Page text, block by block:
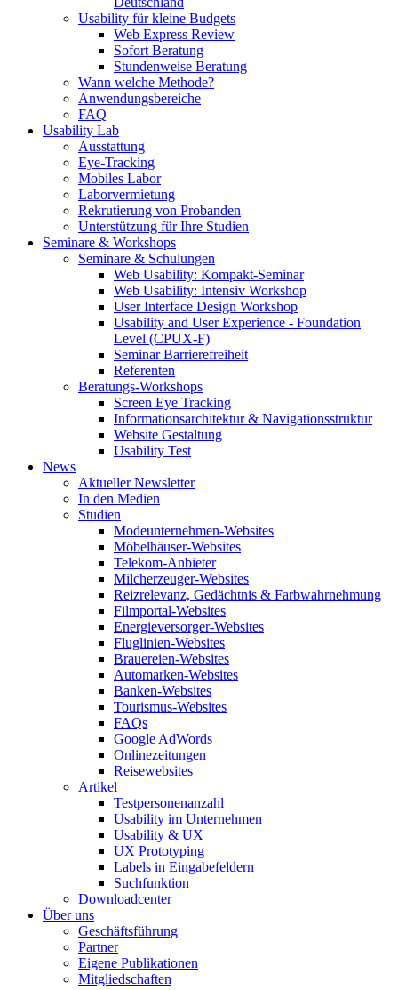
Usability für kleine Budgets
Web Express Review
Sofort Beratung
Stundenweise Beratung
Wann welche Methode?
Anwendungsbereiche
FAQ
Usability Lab
Ausstattung
Eye-Tracking
Mobiles Labor
Laborvermietung
Rekrutierung von Probanden
Unterstützung für Ihre Studien
Seminare & Workshops
Seminare & Schulungen
Web Usability: Kompakt-Seminar
Web Usability: Intensiv Workshop
User Interface Design Workshop
Usability and User Experience - Foundation
Level (CPUX-F)
Seminar Barrierefreiheit
Referenten
Beratungs-Workshops
Screen Eye Tracking
Informationsarchitektur & Navigationsstruktur
Website Gestaltung
Usability Test
News
Aktueller Newsletter
In den Medien
Studien
Modeunternehmen-Websites
Möbelhäuser-Websites
Telekom-Anbieter
Milcherzeuger-Websites
Reizrelevanz, Gedächtnis & Farbwahrnehmung
Filmportal-Websites
Energieversorger-Websites
Fluglinien-Websites
Brauereien-Websites
Automarken-Websites
Banken-Websites
Tourismus-Websites
FAQs
Google AdWords
Onlinezeitungen
Reisewebsites
Artikel
Testpersonenanzahl
Usability im Unternehmen
Usability & UX
UX Prototyping
Labels in Eingabefeldern
Suchfunktion
Downloadcenter
Über uns
Geschäftsführung
Partner
Eigene Publikationen
Mitgliedschaften